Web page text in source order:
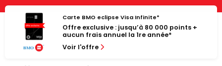
Panneau de gestion des cookies
Passer
contenu
Carte BMO eclipse Visa Infinite*
Offre exclusive : jusqu’à 80 000 points +
aucun frais annuel la 1re année*
Voir l'offre